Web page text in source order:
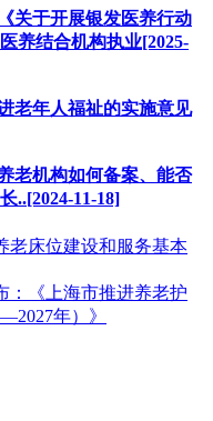
关于开展银发医养行动
养结合机构执业[2025-
老年人福祉的实施意见
老机构如何备案、能否
..[2024-11-18]
老床位建设和服务基本
：《上海市推进养老护
年）》